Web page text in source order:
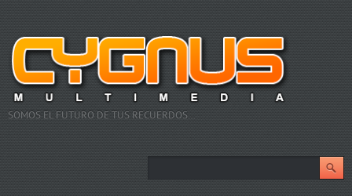
SOMOS EL FUTURO DE TUS RECUERDOS…